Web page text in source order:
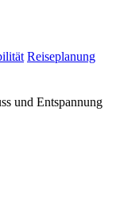
Reiseplanung
und Entspannung